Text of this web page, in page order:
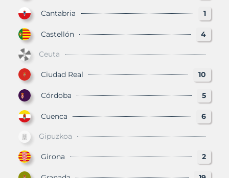
Cantabria 1
Castellón 4
Ceuta
Ciudad Real 10
Córdoba 5
Cuenca 6
Gipuzkoa
Girona 2